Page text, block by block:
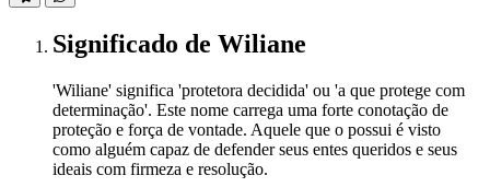
Significado de Wiliane
'Wiliane' significa 'protetora decidida' ou 'a que protege com
determinação'. Este nome carrega uma forte conotação de
proteção e força de vontade. Aquele que o possui é visto
como alguém capaz de defender seus entes queridos e seus
ideais com firmeza e resolução.